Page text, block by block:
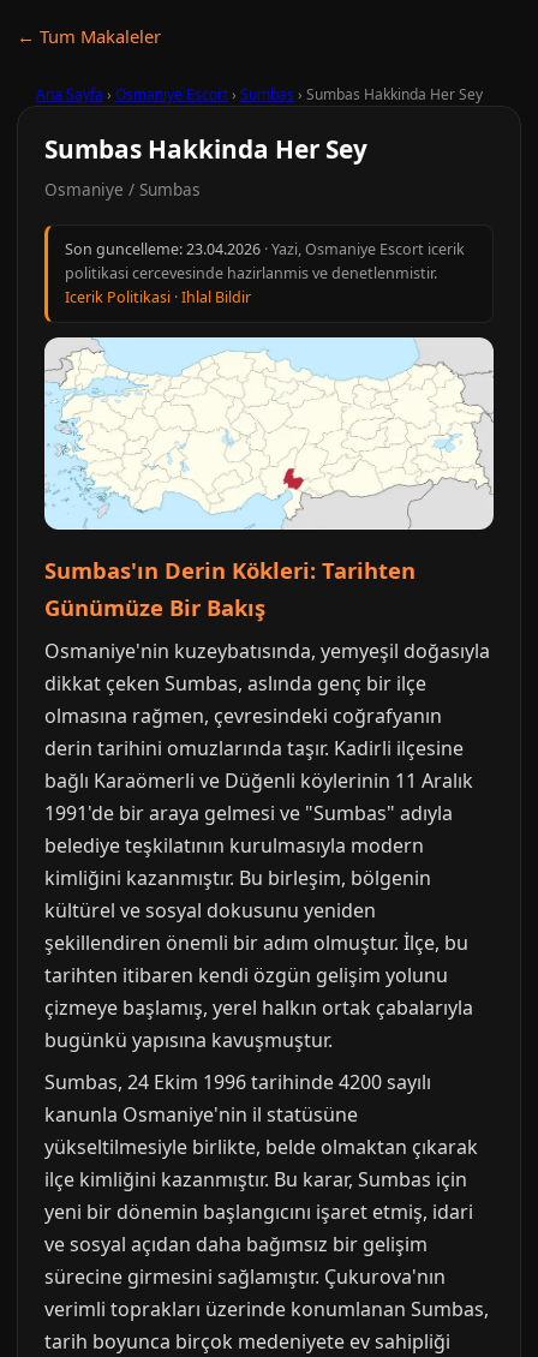
← Tum Makaleler
Ana Sayfa › Osmaniye Escort› Sumbas › Sumbas Hakkinda Her Sey
Sumbas Hakkinda Her Sey
Osmaniye / Sumbas
Son guncelleme:23.04.2026 · Yazi, Osmaniye Escort icerik
politikasi cercevesinde hazirlanmis ve denetlenmistir.
Icerik Politikasi ·Ihlal Bildir
Sumbas'ın Derin Kökleri: Tarihten
Günümüze Bir Bakış
Osmaniye'nin kuzeybatısında, yemyeşil doğasıyla
dikkat çeken Sumbas, aslında genç bir ilçe
olmasına rağmen, çevresindeki coğrafyanın
derin tarihini omuzlarında taşır. Kadirli ilçesine
bağlı Karaömerli ve Düğenli köylerinin 11 Aralık
1991'de bir araya gelmesi ve "Sumbas" adıyla
belediye teşkilatının kurulmasıyla modern
kimliğini kazanmıştır. Bu birleşim, bölgenin
kültürel ve sosyal dokusunu yeniden
şekillendiren önemli bir adım olmuştur. İlçe, bu
tarihten itibaren kendi özgün gelişim yolunu
çizmeye başlamış, yerel halkın ortak çabalarıyla
bugünkü yapısına kavuşmuştur.
Sumbas, 24 Ekim 1996 tarihinde 4200 sayılı
kanunla Osmaniye'nin il statüsüne
yükseltilmesiyle birlikte, belde olmaktan çıkarak
ilçe kimliğini kazanmıştır. Bu karar, Sumbas için
yeni bir dönemin başlangıcını işaret etmiş, idari
ve sosyal açıdan daha bağımsız bir gelişim
sürecine girmesini sağlamıştır. Çukurova'nın
verimli toprakları üzerinde konumlanan Sumbas,
tarih boyunca birçok medeniyete ev sahipliği